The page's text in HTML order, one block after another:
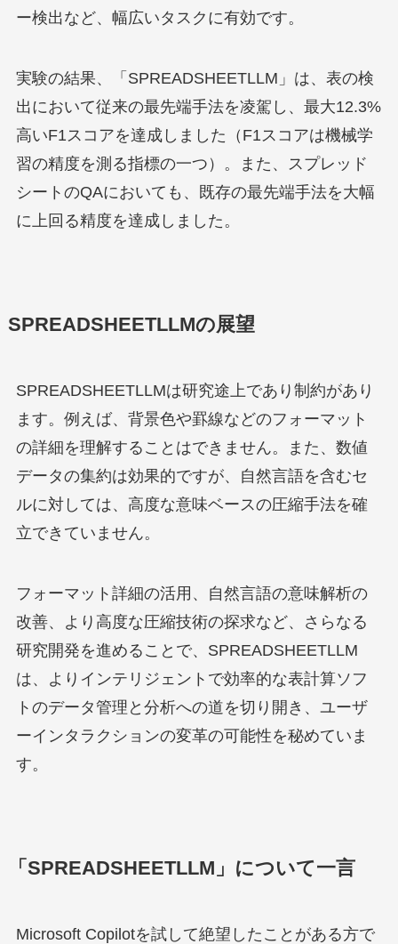
ー検出など、幅広いタスクに有効です。
実験の結果、「SPREADSHEETLLM」は、表の検
出において従来の最先端手法を凌駕し、最大12.3%
高いF1スコアを達成しました（F1スコアは機械学
習の精度を測る指標の一つ）。また、スプレッド
シートのQAにおいても、既存の最先端手法を大幅
に上回る精度を達成しました。
SPREADSHEETLLMの展望
SPREADSHEETLLMは研究途上であり制約があり
ます。例えば、背景色や罫線などのフォーマット
の詳細を理解することはできません。また、数値
データの集約は効果的ですが、自然言語を含むセ
ルに対しては、高度な意味ベースの圧縮手法を確
立できていません。
フォーマット詳細の活用、自然言語の意味解析の
改善、より高度な圧縮技術の探求など、さらなる
研究開発を進めることで、SPREADSHEETLLM
は、よりインテリジェントで効率的な表計算ソフ
トのデータ管理と分析への道を切り開き、ユーザ
ーインタラクションの変革の可能性を秘めていま
す。
「SPREADSHEETLLM」について一言
Microsoft Copilotを試して絶望したことがある方で